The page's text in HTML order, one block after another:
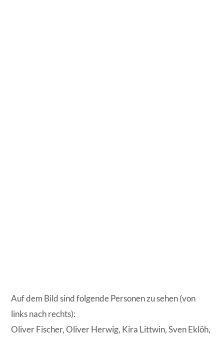
Auf dem Bild sind folgende Personen zu sehen (von
links nach rechts):
Oliver Fischer, Oliver Herwig, Kira Littwin, Sven Eklöh,